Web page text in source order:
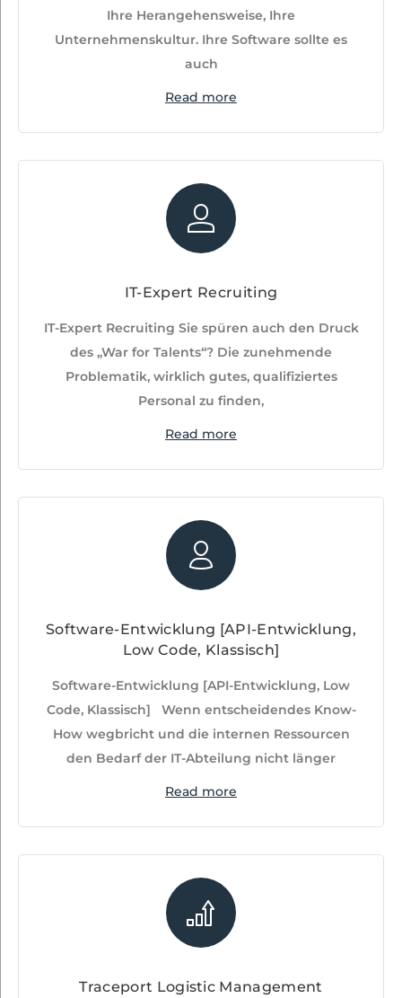
Ihre Herangehensweise, Ihre
Unternehmenskultur. Ihre Software sollte es
auch
Read more
IT-Expert Recruiting
IT-Expert Recruiting Sie spüren auch den Druck
des „War for Talents“? Die zunehmende
Problematik, wirklich gutes, qualifiziertes
Personal zu finden,
Read more
Software-Entwicklung [API-Entwicklung,
Low Code, Klassisch]
Software-Entwicklung [API-Entwicklung, Low
Code, Klassisch] Wenn entscheidendes Know-
How wegbricht und die internen Ressourcen
den Bedarf der IT-Abteilung nicht länger
Read more
Traceport Logistic Management